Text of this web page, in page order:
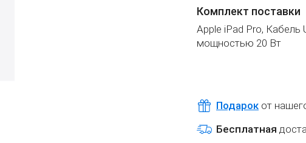
Комплект поставки
Apple iPad Pro, Кабель
мощностью 20 Вт
Подарок от
Бесплатная